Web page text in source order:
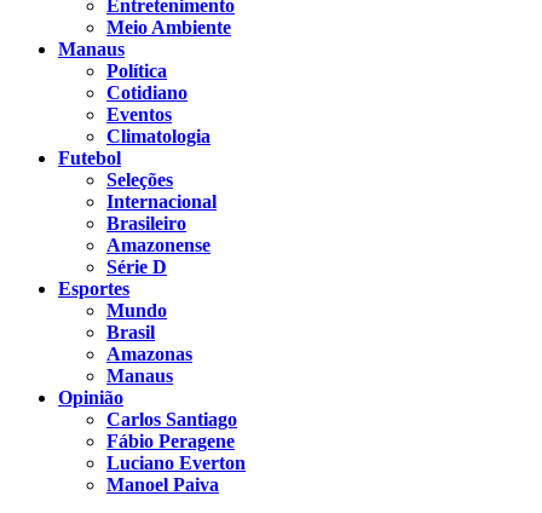
Entretenimento
Meio Ambiente
Manaus
Política
Cotidiano
Eventos
Climatologia
Futebol
Seleções
Internacional
Brasileiro
Amazonense
Série D
Esportes
Mundo
Brasil
Amazonas
Manaus
Opinião
Carlos Santiago
Fábio Peragene
Luciano Everton
Manoel Paiva